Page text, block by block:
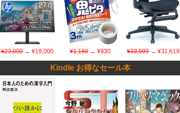
¥23,000→ ¥19,000 ¥1,180→ ¥930 ¥33,999→ ¥31,619
Kindle お得なセール本